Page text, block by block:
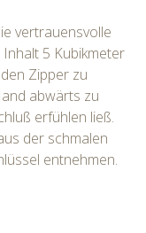
vertrauensvolle
5 Kubikmeter
Zipper zu
abwärts zu
erfühlen ließ.
der schmalen
entnehmen.